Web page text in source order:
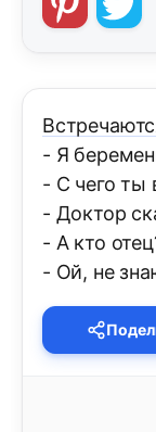
- Я
- С чего ты
- Доктор
- А кто
- Ой, не